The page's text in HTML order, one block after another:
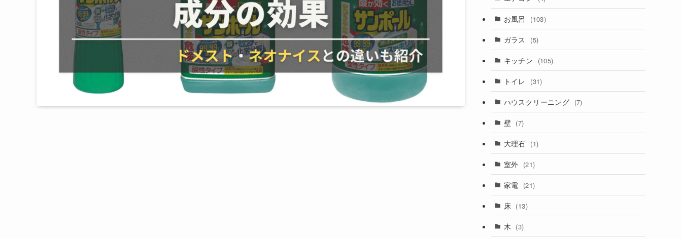
お風呂 (103)
ガラス (5)
キッチン (105)
トイレ (31)
ハウスクリーニング (7)
壁 (7)
大理石 (1)
室外 (21)
家電 (21)
床 (13)
木 (3)